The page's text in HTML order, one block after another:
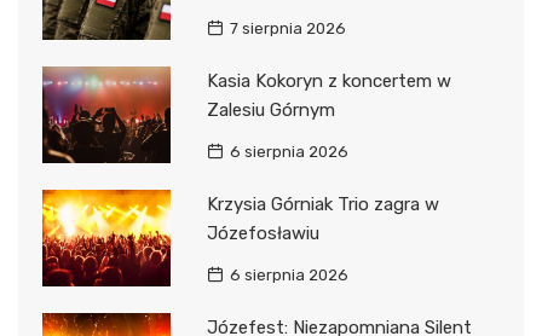
7 sierpnia 2026
Kasia Kokoryn z koncertem w
Zalesiu Górnym
6 sierpnia 2026
Krzysia Górniak Trio zagra w
Józefosławiu
6 sierpnia 2026
Józefest: Niezapomniana Silent